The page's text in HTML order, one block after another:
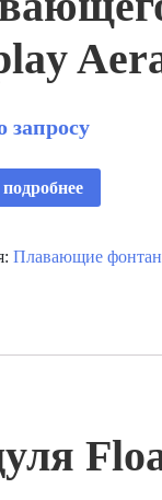
запросу
Плавающие